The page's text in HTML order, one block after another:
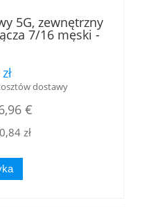
5G, zewnętrzny
7/16 męski -
PIM, RFS
dostawy
€
zł